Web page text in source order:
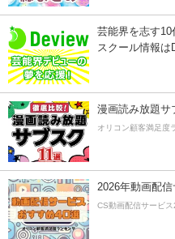
芸能界を志す10
スクール情報は
漫画読み放題サ
オリコン顧客満足度
2026年動画配
CS動画配信サービス